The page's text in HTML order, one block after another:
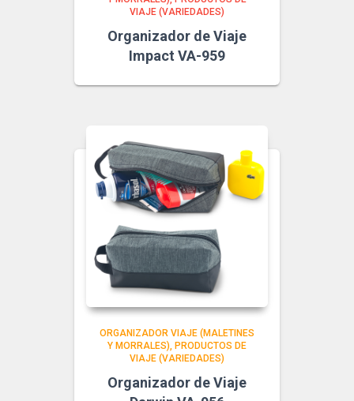
VIAJE (VARIEDADES)
Organizador de Viaje
Impact VA-959
ORGANIZADOR VIAJE (MALETINES
Y MORRALES) PRODUCTOS DE
VIAJE (VARIEDADES)
Organizador de Viaje